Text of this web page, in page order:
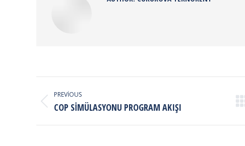
NAVIGATION
PREVIOUS
Previous
COP SIMÜLASYONU PROGRAM AKIŞI